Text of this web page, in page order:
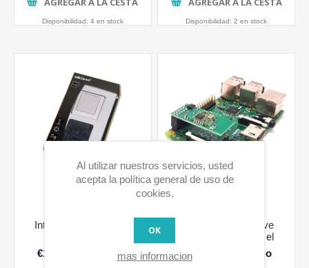
Disponibilidad: 4 en stock Disponibilidad: 2 en stock
Interruptor on/off para
€19,90 IVA incluido
RaZberry2 – Z-Wave
Plus interface para el
€60,27 IVA incluido
Al utilizar nuestros servicios, usted
acepta la política general de uso de
cookies.
OK
mas informacion